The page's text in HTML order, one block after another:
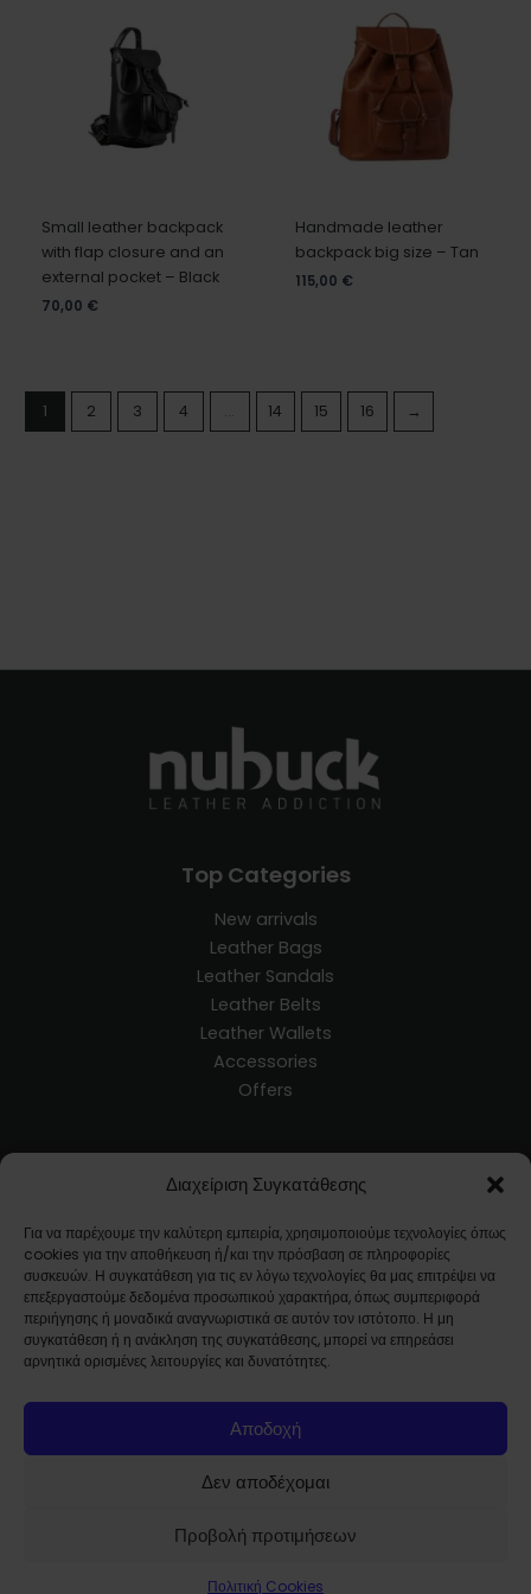
Διαχείριση Συγκατάθεσης
Για να παρέχουμε την καλύτερη εμπειρία, χρησιμοποιούμε τεχνολογίες όπως
cookies για την αποθήκευση ή/και την πρόσβαση σε πληροφορίες
συσκευών. Η συγκατάθεση για τις εν λόγω τεχνολογίες θα μας επιτρέψει να
επεξεργαστούμε δεδομένα προσωπικού χαρακτήρα, όπως συμπεριφορά
περιήγησης ή μοναδικά αναγνωριστικά σε αυτόν τον ιστότοπο. Η μη
συγκατάθεση ή η ανάκληση της συγκατάθεσης, μπορεί να επηρεάσει
αρνητικά ορισμένες λειτουργίες και δυνατότητες.
Αποδοχή
Δεν αποδέχομαι
Προβολή προτιμήσεων
Πολιτική Cookies
Small leather backpack
with flap closure and an
external pocket – Black
70,00 €
Handmade leather
backpack big size – Tan
115,00 €
1 2 3 4 … 14 15 16 →
Top Categories
New arrivals
Leather Bags
Leather Sandals
Leather Belts
Leather Wallets
Accessories
Offers
Terms and Conditions
Ways of Shipment
Returns
FAQ
About Us
Company Profile
Contact